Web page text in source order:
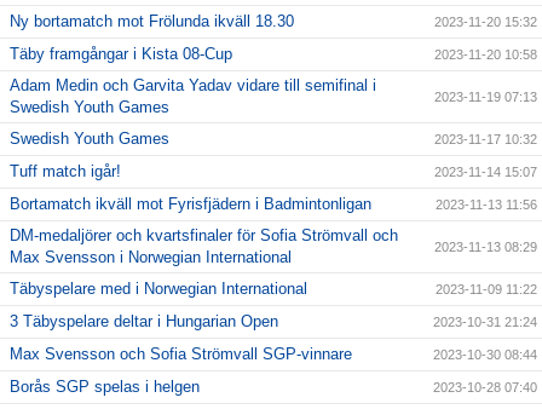
Ny bortamatch mot Frölunda ikväll 18.30 2023-11-20 15:32
Täby framgångar i Kista 08-Cup 2023-11-20 10:58
Adam Medin och Garvita Yadav vidare till semifinal i
Swedish Youth Games
2023-11-19 07:13
Swedish Youth Games 2023-11-17 10:32
Tuff match igår! 2023-11-14 15:07
Bortamatch ikväll mot Fyrisfjädern i Badmintonligan 2023-11-13 11:56
DM-medaljörer och kvartsfinaler för Sofia Strömvall och
Max Svensson i Norwegian International
2023-11-13 08:29
Täbyspelare med i Norwegian International 2023-11-09 11:22
3 Täbyspelare deltar i Hungarian Open 2023-10-31 21:24
Max Svensson och Sofia Strömvall SGP-vinnare 2023-10-30 08:44
Borås SGP spelas i helgen 2023-10-28 07:40